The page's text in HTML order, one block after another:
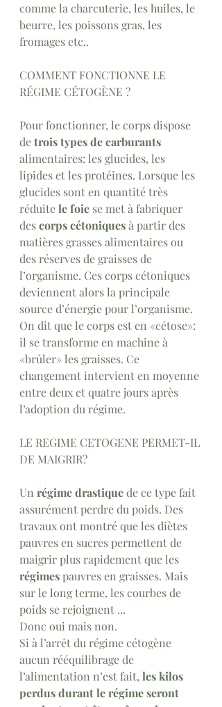
comme la charcuterie, les huiles, le
beurre, les poissons gras, les
fromages etc..
COMMENT FONCTIONNE LE
RÉGIME CÉTOGÈNE ?
Pour fonctionner, le corps dispose
de trois types de carburants
alimentaires: les glucides, les
lipides et les protéines. Lorsque les
glucides sont en quantité très
réduite le foie se met à fabriquer
des corps cétoniques à partir des
matières grasses alimentaires ou
des réserves de graisses de
l’organisme. Ces corps cétoniques
deviennent alors la principale
source d’énergie pour l’organisme.
On dit que le corps est en «cétose»:
il se transforme en machine à
«brûler» les graisses. Ce
changement intervient en moyenne
entre deux et quatre jours après
l’adoption du régime.
LE REGIME CETOGENE PERMET-IL
DE MAIGRIR?
Un régime drastique de ce type fait
assurément perdre du poids. Des
travaux ont montré que les diètes
pauvres en sucres permettent de
maigrir plus rapidement que les
régimes pauvres en graisses. Mais
sur le long terme, les courbes de
poids se rejoignent ...
Donc oui mais non.
Si à l’arrêt du régime cétogène
aucun rééquilibrage de
l’alimentation n’est fait, les kilos
perdus durant le régime seront